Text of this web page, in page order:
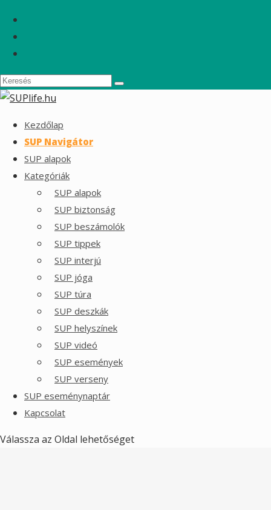
Kezdőlap
SUP Navigátor
SUP alapok
Kategóriák
SUP alapok
SUP biztonság
SUP beszámolók
SUP tippek
SUP interjú
SUP jóga
SUP túra
SUP deszkák
SUP helyszínek
SUP videó
SUP események
SUP verseny
SUP eseménynaptár
Kapcsolat
Válassza az Oldal lehetőséget